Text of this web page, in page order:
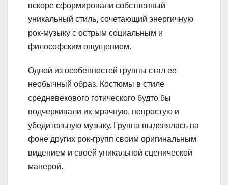
вскоре сформировали собственный
уникальный стиль, сочетающий энергичную
рок-музыку с острым социальным и
философским ощущением.
Одной из особенностей группы стал ее
необычный образ. Костюмы в стиле
средневекового готического будто бы
подчеркивали их мрачную, непростую и
убедительную музыку. Группа выделялась на
фоне других рок-групп своим оригинальным
видением и своей уникальной сценической
манерой.